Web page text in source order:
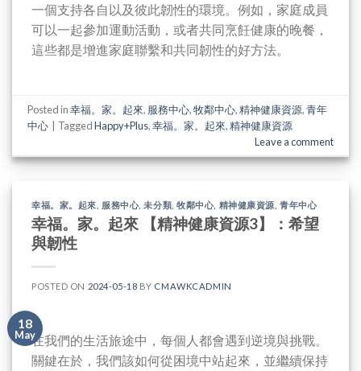
一個支持各自以及彼此韌性的環境。例如，家庭成員
可以一起參加運動活動，或者共同烹飪健康的晚餐，
這些都是增進家庭聯繫和共同韌性的好方法。
Posted in幸福。家。起來, 服務中心,牧鄰中心,精神健康資源,青年
中心
TaggedHappy+Plus,幸福。家。起來,精神健康資源
Leave a comment
幸福。家。起來 服務中心,未分類 ,牧鄰中心, 精神健康資源 ,青年中心
幸福。家。起來 【精神健康資源3】：希望
與韌性
POSTED ON 2024-05-18 BY CMAWKCADMIN
18
May在我們的生活旅途中，每個人都會遇到逆境與挑戰。
關鍵在於，我們該如何從困境中站起來，並繼續保持